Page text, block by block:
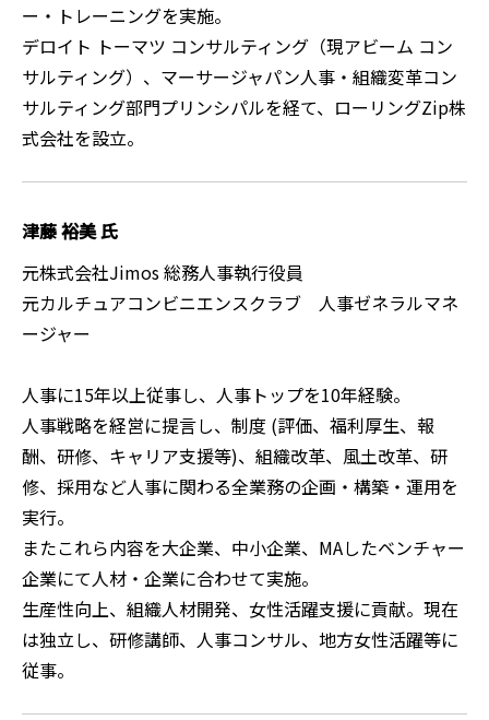
ー・トレーニングを実施。
デロイト トーマツ コンサルティング（現アビーム コン
サルティング）、マーサージャパン人事・組織変革コン
サルティング部門プリンシパルを経て、ローリングZip株
式会社を設立。
津藤 裕美 氏
元株式会社Jimos 総務人事執行役員
元カルチュアコンビニエンスクラブ 人事ゼネラルマネ
ージャー
人事に15年以上従事し、人事トップを10年経験。
人事戦略を経営に提言し、制度 (評価、福利厚生、報
酬、研修、キャリア支援等)、組織改革、風土改革、研
修、採用など人事に関わる全業務の企画・構築・運用を
実行。
またこれら内容を大企業、中小企業、MAしたベンチャー
企業にて人材・企業に合わせて実施。
生産性向上、組織人材開発、女性活躍支援に貢献。現在
は独立し、研修講師、人事コンサル、地方女性活躍等に
従事。